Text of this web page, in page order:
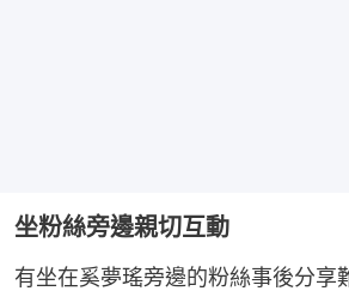
坐粉絲旁邊親切互動
有坐在奚夢瑤旁邊的粉絲事後分享